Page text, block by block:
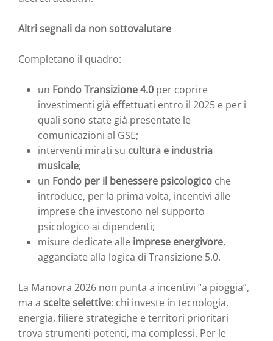
Altri segnali da non sottovalutare
Completano il quadro:
un Fondo Transizione 4.0 per coprire
investimenti già effettuati entro il 2025 e per i
quali sono state già presentate le
comunicazioni al GSE;
interventi mirati su cultura e industria
musicale;
un Fondo per il benessere psicologico che
introduce, per la prima volta, incentivi alle
imprese che investono nel supporto
psicologico ai dipendenti;
misure dedicate alle imprese energivore,
agganciate alla logica di Transizione 5.0.
La Manovra 2026 non punta a incentivi “a pioggia”,
ma a scelte selettive: chi investe in tecnologia,
energia, filiere strategiche e territori prioritari
trova strumenti potenti, ma complessi. Per le